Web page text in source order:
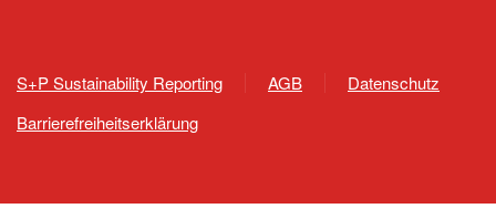
S+P Sustainability Reporting AGB
Datenschutz
Barrierefreiheitserklärung